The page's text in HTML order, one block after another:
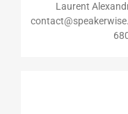
Laurent